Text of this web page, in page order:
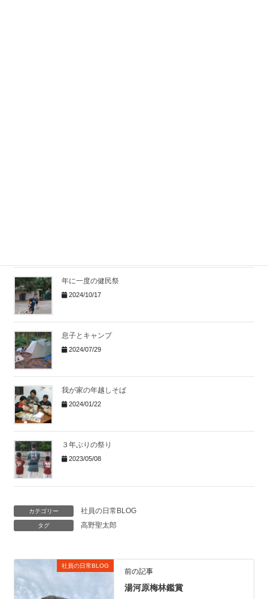
年に一度の健民祭
2024/10/17
息子とキャンプ
2024/07/29
我が家の年越しそば
2024/01/22
３年ぶりの祭り
2023/05/08
カテゴリー 社員の日常BLOG
タグ 高野聖太郎
社員の日常BLOG
前の記事
湯河原梅林鑑賞